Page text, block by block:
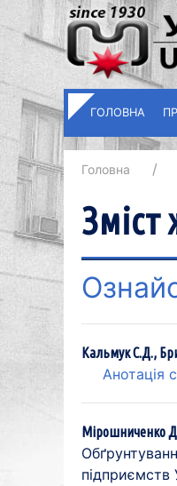
ГОЛОВНА
Головна
Зміст
Кальмук С.Д.,
Анотація
Мірошниченко
підприємств